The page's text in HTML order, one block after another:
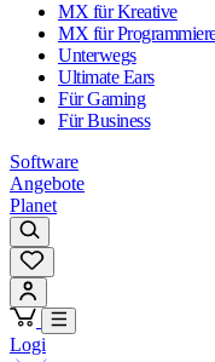
MX für Kreative
MX für
Unterwegs
Ultimate Ears
Für Gaming
Für Business
Software
Angebote
Planet
Logi